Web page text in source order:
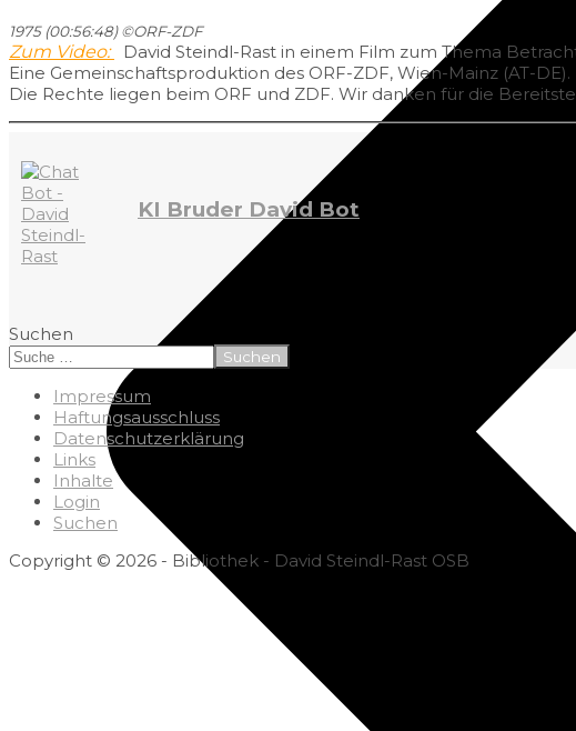
1975 (00:56:48)©ORF-ZDF
Zum Video: David Steindl-Rast in einem Film zum Thema
Eine Gemeinschaftsproduktion des ORF-ZDF, Wien-Mainz (AT-DE).
Die Rechte liegen beim ORF und ZDF. Wir danken für die
KI Bruder David Bot
Suchen
Suchen
Impressum
Haftungsausschluss
Datenschutzerklärung
Links
Inhalte
Login
Suchen
Copyright © 2026 - Bibliothek - David Steindl-Rast OSB